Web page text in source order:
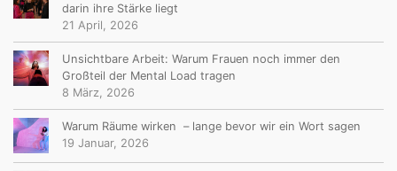
darin ihre Stärke liegt
21 April, 2026
Unsichtbare Arbeit: Warum Frauen noch immer den
Großteil der Mental Load tragen
8 März, 2026
Warum Räume wirken – lange bevor wir ein Wort sagen
19 Januar, 2026